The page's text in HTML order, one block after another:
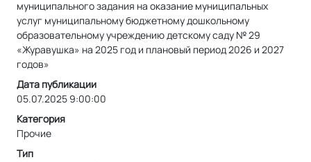
муниципального задания на оказание муниципальных
услуг муниципальному бюджетному дошкольному
образовательному учреждению детскому саду № 29
«Журавушка» на 2025 год и плановый период 2026 и 2027
годов»
Дата публикации
05.07.2025 9:00:00
Категория
Прочие
Тип